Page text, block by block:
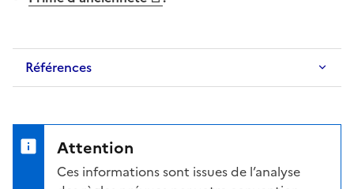
Références
Attention
Ces informations sont issues de l’analyse